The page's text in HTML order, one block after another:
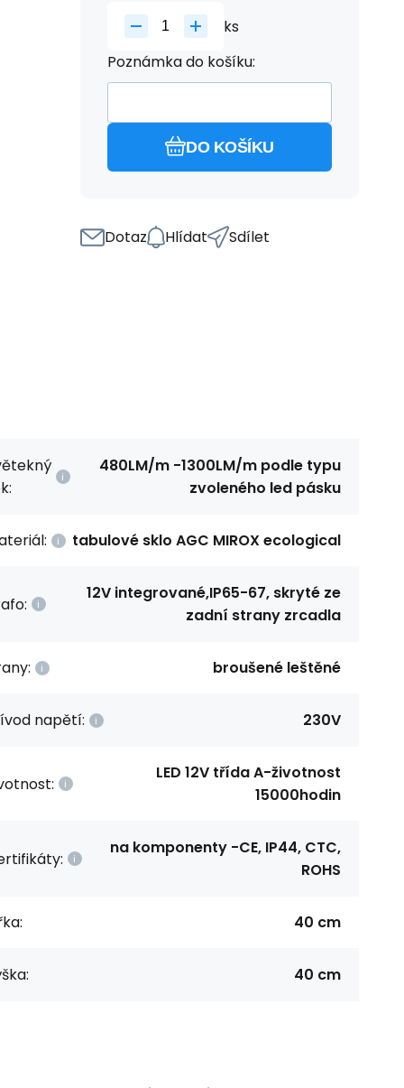
+349.99 Kč
ks
Poznámka do košíku:
DO KOŠÍKU
Dotaz Hlídat Sdílet
480LM/m -1300LM/m podle typu
zvoleného led pásku
tabulové sklo AGC MIROX ecological
12V integrované,IP65-67, skryté ze
zadní strany zrcadla
broušené leštěné
napětí: 230V
LED 12V třída A-životnost
15000hodin
na komponenty -CE, IP44, CTC,
ROHS
40 cm
40 cm